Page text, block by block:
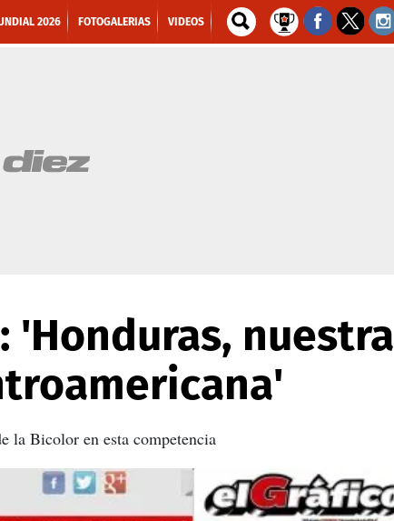
2026 FOTOGALERIAS VIDEOS
'Honduras, nuestra
la Bicolor en esta competencia